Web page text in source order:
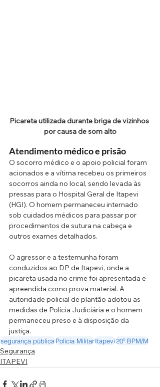
Picareta utilizada durante briga de vizinhos
por causa de som alto
Atendimento médico e prisão
O socorro médico e o apoio policial foram
acionados e a vítima recebeu os primeiros
socorros ainda no local, sendo levada às
pressas para o Hospital Geral de Itapevi
(HGI). O homem permaneceu internado
sob cuidados médicos para passar por
procedimentos de sutura na cabeça e
outros exames detalhados.
O agressor e a testemunha foram
conduzidos ao DP de Itapevi, onde a
picareta usada no crime foi apresentada e
apreendida como prova material. A
autoridade policial de plantão adotou as
medidas de Polícia Judiciária e o homem
permaneceu preso e à disposição da
justiça.
segurança públicaPolícia MilitarItapevi20º BPM/M
Segurança
ITAPEVI